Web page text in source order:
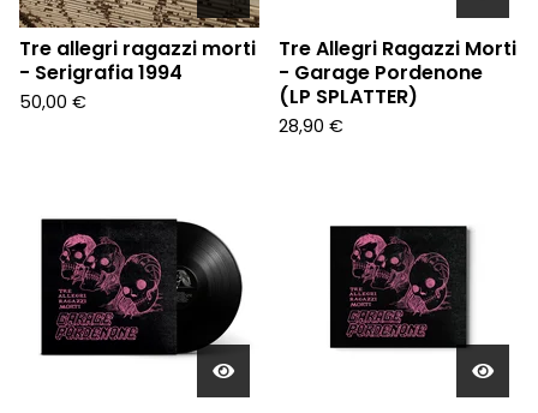
Tre allegri ragazzi morti
- Serigrafia 1994
50,00 €
Tre Allegri Ragazzi Morti
- Garage Pordenone
(LP SPLATTER)
28,90 €